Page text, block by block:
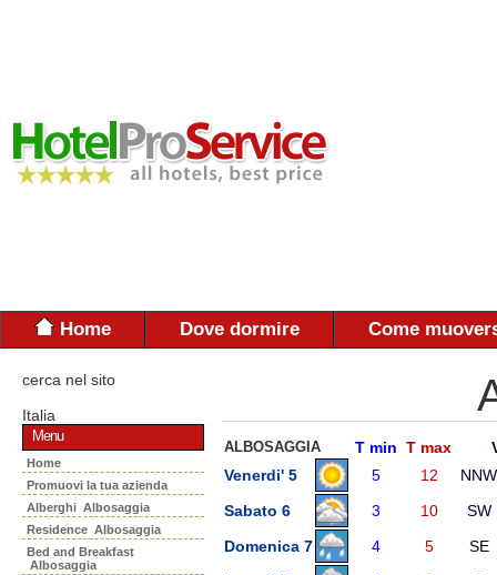
Home Dove dormire Come
cerca nel sito
Italia
Menu
Home
Promuovi la tua azienda
Alberghi Albosaggia
Residence Albosaggia
Bed and Breakfast
Albosaggia
ALBOSAGGIA T min T max
Venerdi' 5
5 12
NNW
Sabato 6
3 10
SW
Domenica 7
4 5
SE